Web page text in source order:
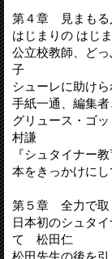
第４章 見まもる
はじまりの はじ
公立校教師、ど
子
シューレに助け
手紙一通、編集
グリュース・ゴ
村謙
『シュタイナー
本をきっかけに
第５章 全力で取
日本初のシュタ
て 松田仁
松田先生の後を